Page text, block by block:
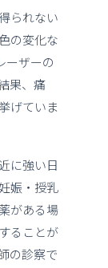
られない
の変化な
ーザーの
果、痛
げていま
に強い日
娠・授乳
がある場
ることが
の診察で